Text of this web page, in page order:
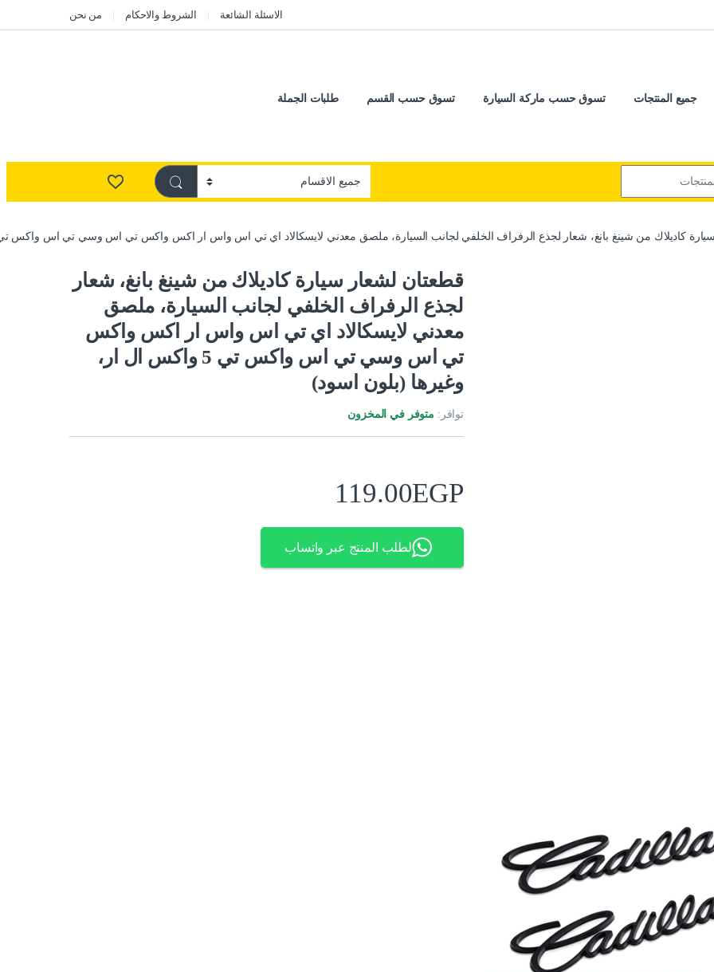
الاسئلة الشائعة الشروط والاحكام من نحن
جميع المنتجات تسوق حسب ماركة السيارة تسوق حسب القسم طلبات الجملة
كاديلاك من شينغ بانغ، شعار لجذع الرفراف الخلفي لجانب السيارة، ملصق معدني لايسكالاد اي تي اس واس ار اكس واكس تي اس وسي تي اس واكس تي 5 واكس ال ار، وغيرها (بلون
قطعتان لشعار سيارة كاديلاك من شينغ بانغ، شعار
لجذع الرفراف الخلفي لجانب السيارة، ملصق
معدني لايسكالاد اي تي اس واس ار اكس واكس
تي اس وسي تي اس واكس تي 5 واكس ال ار،
وغيرها (بلون اسود)
توافر: متوفر في المخزون
119.00EGP
لطلب المنتج عبر واتساب